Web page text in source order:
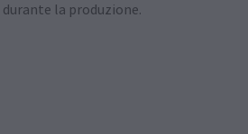
la produzione.